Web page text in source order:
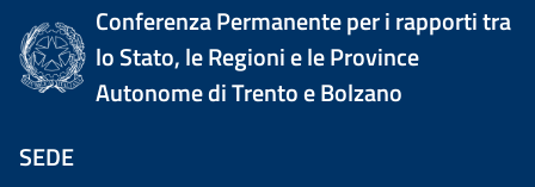
Conferenza Permanente per i rapporti tra
lo Stato, le Regioni e le Province
Autonome di Trento e Bolzano
SEDE